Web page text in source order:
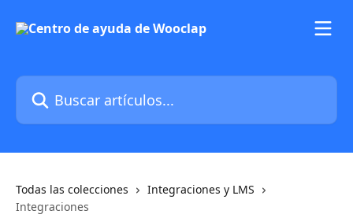
Buscar artículos...
Todas las colecciones
Integraciones y LMS
Integraciones